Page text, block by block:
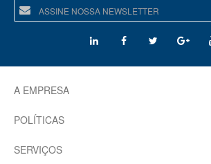
A EMPRESA
POLÍTICAS
SERVIÇOS